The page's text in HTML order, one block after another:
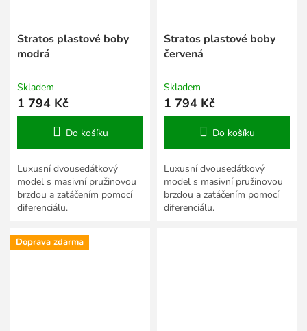
Stratos plastové boby
modrá
Skladem
1 794 Kč
Do košíku
Luxusní dvousedátkový
model s masivní pružinovou
brzdou a zatáčením pomocí
diferenciálu.
Stratos plastové boby
červená
Skladem
1 794 Kč
Do košíku
Luxusní dvousedátkový
model s masivní pružinovou
brzdou a zatáčením pomocí
diferenciálu.
Doprava zdarma